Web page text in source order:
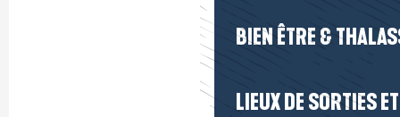
BIEN ÊTRE &
LIEUX DE SORTIES